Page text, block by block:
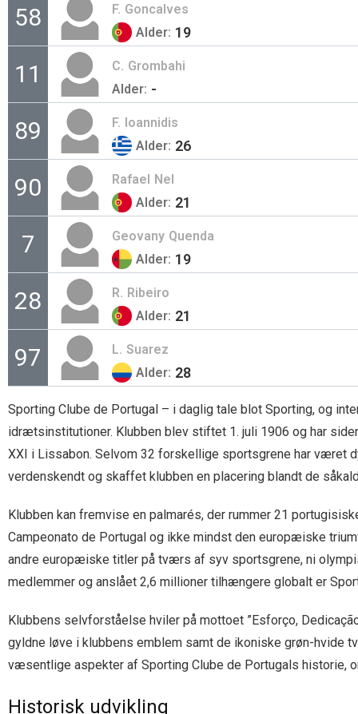
58 F. Goncalves
Alder: 19
11 C. Grombahi
Alder: -
89 F. Ioannidis
Alder: 26
90 Rafael Nel
Alder: 21
7 Geovany Quenda
Alder: 19
28 R. Ribeiro
Alder: 21
97 L. Suarez
Alder: 28
Sporting Clube de Portugal – i daglig tale blot Sporting, og
idrætsinstitutioner. Klubben blev stiftet 1. juli 1906 og har
XXI i Lissabon. Selvom 32 forskellige sportsgrene har været
verdenskendt og skaffet klubben en placering blandt de
Klubben kan fremvise en palmarés, der rummer 21
Campeonato de Portugal og ikke mindst den europæiske
andre europæiske titler på tværs af syv sportsgrene, ni
medlemmer og anslået 2,6 millioner tilhængere globalt er
Klubbens selvforståelse hviler på mottoet ”Esforço,
gyldne løve i klubbens emblem samt de ikoniske grøn-hvide
væsentlige aspekter af Sporting Clube de Portugals historie,
Historisk udvikling